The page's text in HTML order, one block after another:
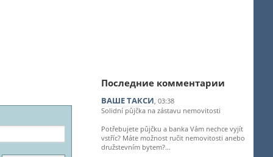
Последние комментарии
ВАШЕ ТАКСИ, 03:38
Solidní půjčka na zástavu nemovitosti
Potřebujete půjčku a banka Vám nechce vyjít
vstříc? Máte možnost ručit nemovitosti anebo
družstevním bytem?...